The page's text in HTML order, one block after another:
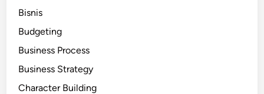
Bisnis
Budgeting
Business Process
Business Strategy
Character Building